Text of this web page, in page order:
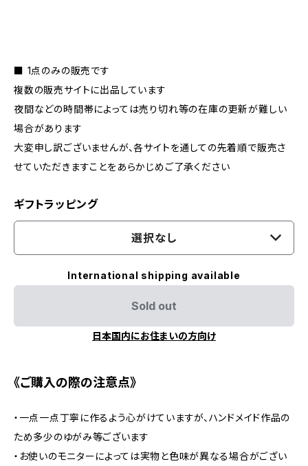
■ 1点のみの販売です
複数の販売サイトに出品しています
夜間などの時間帯によっては売り切れ等の在庫の更新が難しい
場合があります
大変申し訳ございませんが、各サイトを通しての先着順で販売さ
せていただきますことをあらかじめご了承ください
ギフトラッピング
選択なし
International shipping available
Sold out
日本国内にお住まいの方向け
《ご購入の際の注意点》
・一点一点丁寧に作るよう心がけていますが、ハンドメイド作品の
ため多少のゆがみ等ございます
・お使いのモニターによっては実物と色味が異なる場合がござい